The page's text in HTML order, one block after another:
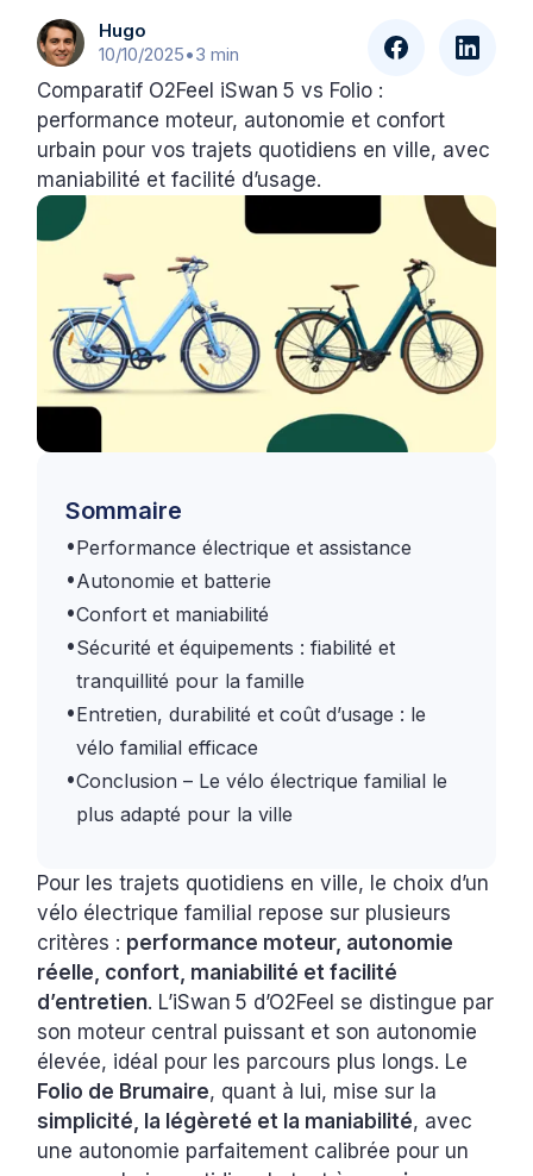
Hugo
10/10/2025•3 min
Comparatif O2Feel iSwan 5 vs Folio :
performance moteur, autonomie et confort
urbain pour vos trajets quotidiens en ville, avec
maniabilité et facilité d’usage.
Sommaire
•Performance électrique et assistance
•Autonomie et batterie
•Confort et maniabilité
•Sécurité et équipements : fiabilité et
tranquillité pour la famille
•Entretien, durabilité et coût d’usage : le
vélo familial efficace
•Conclusion – Le vélo électrique familial le
plus adapté pour la ville
Pour les trajets quotidiens en ville, le choix d’un
vélo électrique familial repose sur plusieurs
critères : performance moteur, autonomie
réelle, confort, maniabilité et facilité
d’entretien. L’iSwan 5 d’O2Feel se distingue par
son moteur central puissant et son autonomie
élevée, idéal pour les parcours plus longs. Le
Folio de Brumaire, quant à lui, mise sur la
simplicité, la légèreté et la maniabilité, avec
une autonomie parfaitement calibrée pour un